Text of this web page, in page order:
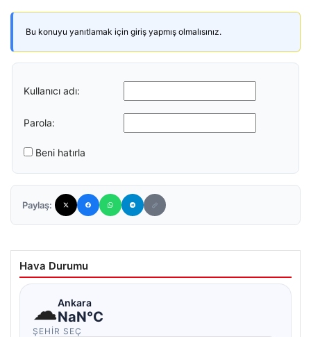
Bu konuyu yanıtlamak için giriş yapmış olmalısınız.
Kullanıcı adı:
Parola:
Beni hatırla
Paylaş:
Hava Durumu
☁Ankara
NaN°C
ŞEHIR SEÇ